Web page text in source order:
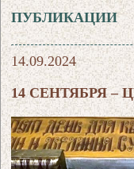
ПУБЛИКАЦИИ
14.09.2024
14 СЕНТЯБРЯ –